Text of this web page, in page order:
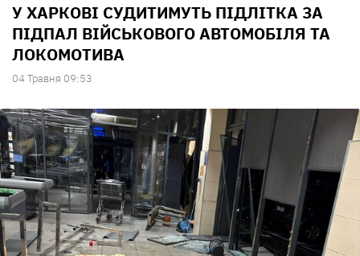
У ХАРКОВІ СУДИТИМУТЬ ПІДЛІТКА ЗА
ПІДПАЛ ВІЙСЬКОВОГО АВТОМОБІЛЯ ТА
ЛОКОМОТИВА
04 Травня 09:53